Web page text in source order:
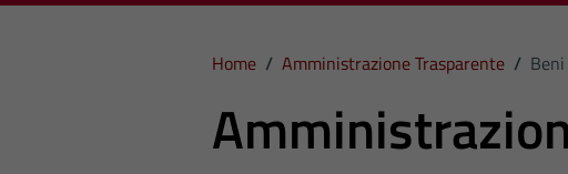
Home / Amministrazione Trasparente /